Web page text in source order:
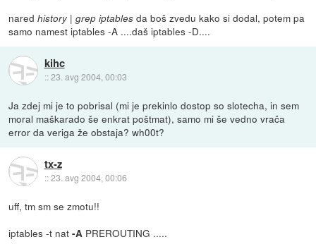
naredhistory | grep iptables da boš zvedu kako si dodal, potem pa
samo namest iptables -A ....daš iptables -D....
kihc
::23. avg 2004, 00:03
Ja zdej mi je to pobrisal (mi je prekinlo dostop so slotecha, in sem
moral maškarado še enkrat poštmat), samo mi še vedno vrača
error da veriga že obstaja? wh00t?
tx-z
::23. avg 2004, 00:06
uff, tm sm se zmotu!!
iptables -t nat-A PREROUTING .....